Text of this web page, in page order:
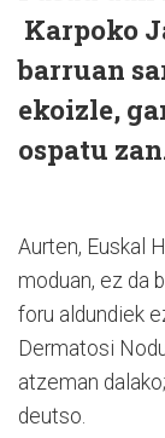
Karpoko
barruan
ekoizle,
ospatu
Aurten, Euskal
moduan, ez da
foru aldundiek
Dermatosi
atzeman
deutso.